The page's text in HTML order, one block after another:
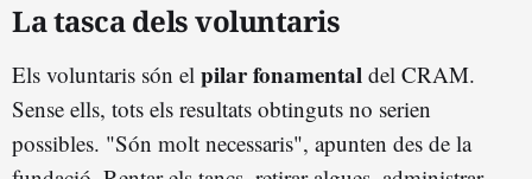
La tasca dels voluntaris
Els voluntaris són el pilar fonamental del CRAM.
Sense ells, tots els resultats obtinguts no serien
possibles. "Són molt necessaris", apunten des de la